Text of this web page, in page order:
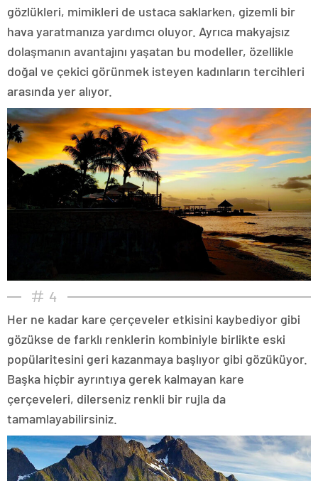
gözlükleri, mimikleri de ustaca saklarken, gizemli bir
hava yaratmanıza yardımcı oluyor. Ayrıca makyajsız
dolaşmanın avantajını yaşatan bu modeller, özellikle
doğal ve çekici görünmek isteyen kadınların tercihleri
arasında yer alıyor.
4
Her ne kadar kare çerçeveler etkisini kaybediyor gibi
gözükse de farklı renklerin kombiniyle birlikte eski
popülaritesini geri kazanmaya başlıyor gibi gözüküyor.
Başka hiçbir ayrıntıya gerek kalmayan kare
çerçeveleri, dilerseniz renkli bir rujla da
tamamlayabilirsiniz.